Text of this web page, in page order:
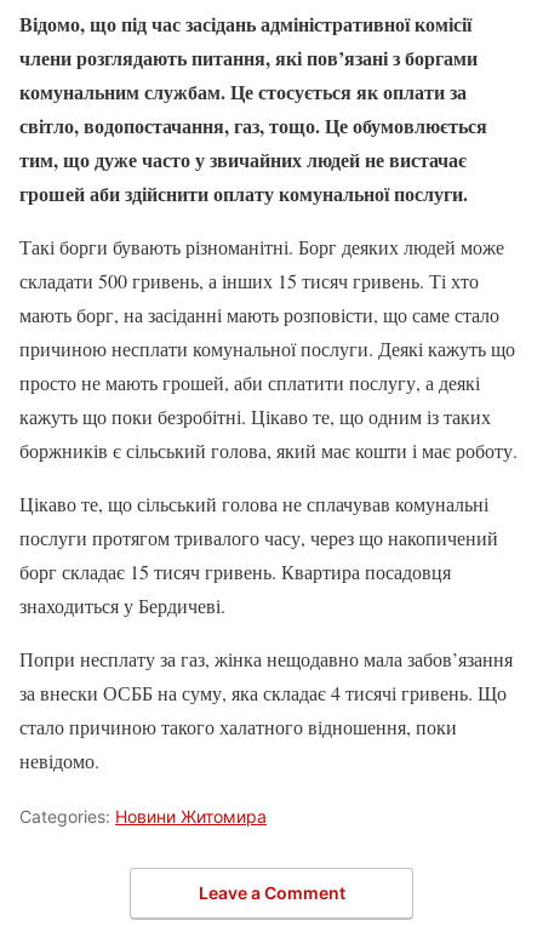
Відомо, що під час засідань адміністративної комісії
члени розглядають питання, які пов’язані з боргами
комунальним службам. Це стосується як оплати за
світло, водопостачання, газ, тощо. Це обумовлюється
тим, що дуже часто у звичайних людей не вистачає
грошей аби здійснити оплату комунальної послуги.
Такі борги бувають різноманітні. Борг деяких людей може
складати 500 гривень, а інших 15 тисяч гривень. Ті хто
мають борг, на засіданні мають розповісти, що саме стало
причиною несплати комунальної послуги. Деякі кажуть що
просто не мають грошей, аби сплатити послугу, а деякі
кажуть що поки безробітні. Цікаво те, що одним із таких
боржників є сільський голова, який має кошти і має роботу.
Цікаво те, що сільський голова не сплачував комунальні
послуги протягом тривалого часу, через що накопичений
борг складає 15 тисяч гривень. Квартира посадовця
знаходиться у Бердичеві.
Попри несплату за газ, жінка нещодавно мала забов’язання
за внески ОСББ на суму, яка складає 4 тисячі гривень. Що
стало причиною такого халатного відношення, поки
невідомо.
Categories: Новини Житомира
Leave a Comment